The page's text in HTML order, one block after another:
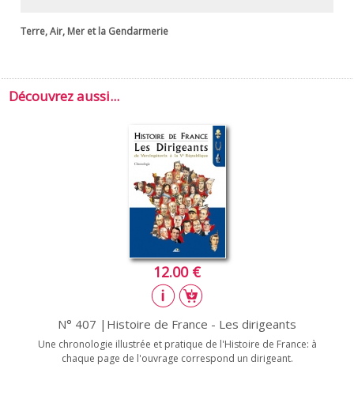
Terre, Air, Mer et la Gendarmerie
Découvrez aussi...
12.00 €
N° 407 |Histoire de France - Les dirigeants
Une chronologie illustrée et pratique de l'Histoire de France: à
chaque page de l'ouvrage correspond un dirigeant.